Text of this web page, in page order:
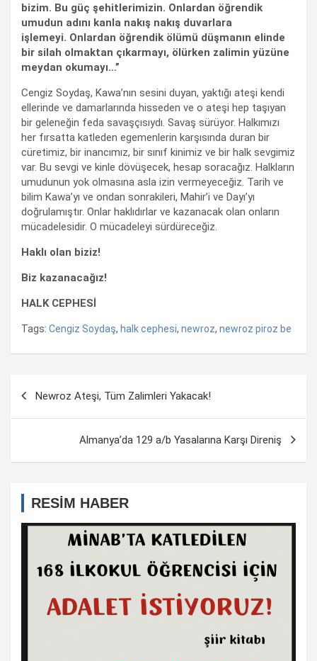
bizim. Bu güç şehitlerimizin. Onlardan öğrendik
umudun adını kanla nakış nakış duvarlara
işlemeyi. Onlardan öğrendik ölümü düşmanın elinde
bir silah olmaktan çıkarmayı, ölürken zalimin yüzüne
meydan okumayı…”
Cengiz Soydaş, Kawa’nın sesini duyan, yaktığı ateşi kendi
ellerinde ve damarlarında hisseden ve o ateşi hep taşıyan
bir geleneğin feda savaşçısıydı. Savaş sürüyor. Halkımızı
her fırsatta katleden egemenlerin karşısında duran bir
cüretimiz, bir inancımız, bir sınıf kinimiz ve bir halk sevgimiz
var. Bu sevgi ve kinle dövüşecek, hesap soracağız. Halkların
umudunun yok olmasına asla izin vermeyeceğiz. Tarih ve
bilim Kawa’yı ve ondan sonrakileri, Mahir’i ve Dayı’yı
doğrulamıştır. Onlar haklıdırlar ve kazanacak olan onların
mücadelesidir. O mücadeleyi sürdüreceğiz.
Haklı olan biziz!
Biz kazanacağız!
HALK CEPHESİ
Tags: Cengiz Soydaş, halk cephesi, newroz, newroz piroz be
Newroz Ateşi, Tüm Zalimleri Yakacak!
Almanya’da 129 a/b Yasalarına Karşı Direniş
RESİM HABER